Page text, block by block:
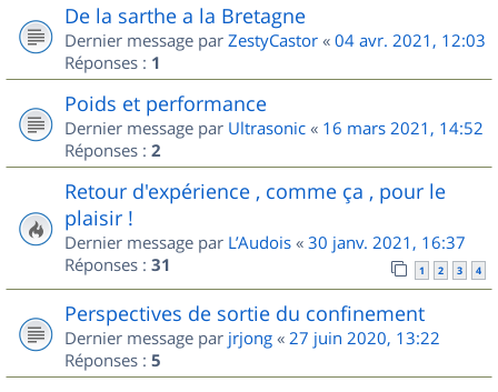
De la sarthe a la Bretagne
Dernier message par ZestyCastor « 04 avr. 2021, 12:03
Réponses : 1
Poids et performance
Dernier message par Ultrasonic « 16 mars 2021, 14:52
Réponses : 2
Retour d'expérience , comme ça , pour le
plaisir !
Dernier message par L’Audois « 30 janv. 2021, 16:37
Réponses : 31 1 2 3 4
Perspectives de sortie du confinement
Dernier message par jrjong « 27 juin 2020, 13:22
Réponses : 5